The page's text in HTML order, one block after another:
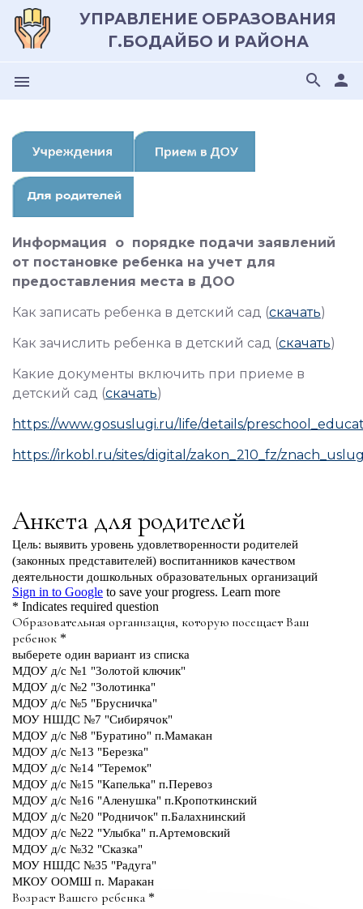
УПРАВЛЕНИЕ ОБРАЗОВАНИЯ
Г.БОДАЙБО И РАЙОНА
menu person
search
Информация о порядке подачи заявлений
от постановке ребенка на учет для
предоставления места в ДОО
Как записать ребенка в детский сад (скачать)
Как зачислить ребенка в детский сад (скачать)
Какие документы включить при приеме в
детский сад (скачать)
https://www.gosuslugi.ru/life/details/
https://irkobl.ru/sites/digital/zakon_210_fz/